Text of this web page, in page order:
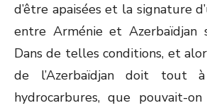
d’être apaisées et la signature
entre Arménie et Azerbaïdjan
Dans de telles conditions, et
de l’Azerbaïdjan doit tout
hydrocarbures, que pouvait-